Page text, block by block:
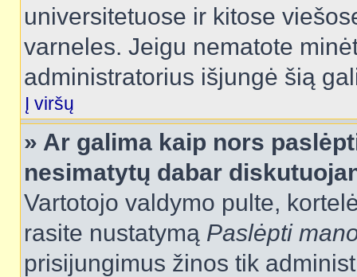
universitetuose ir kitose
varneles. Jeigu nematote
administratorius išjungė šią
Į viršų
» Ar galima kaip nors
nesimatytų dabar
Vartotojo valdymo pulte,
rasite nustatymą Paslėpti
prisijungimus žinos tik